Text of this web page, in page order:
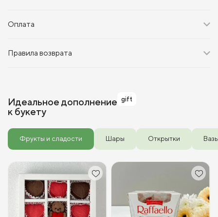
Оплата
Правила возврата
Идеальное дополнение
к букету
gift
Фрукты и сладости Шары Открытки